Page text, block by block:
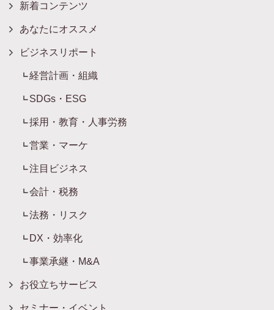
新着コンテンツ
あなたにオススメ
ビジネスリポート
経営計画・組織
SDGs・ESG
採用・教育・人事労務
営業・マーケ
注目ビジネス
会計・税務
法務・リスク
DX・効率化
事業承継・M&A
お役立ちサービス